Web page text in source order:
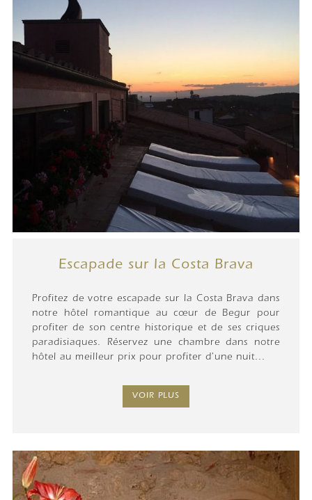
Escapade sur la Costa Brava
Profitez de votre escapade sur la Costa Brava dans
notre hôtel romantique au cœur de Begur pour
profiter de son centre historique et de ses criques
paradisiaques. Réservez une chambre dans notre
hôtel au meilleur prix pour profiter d'une nuit...
VOIR PLUS